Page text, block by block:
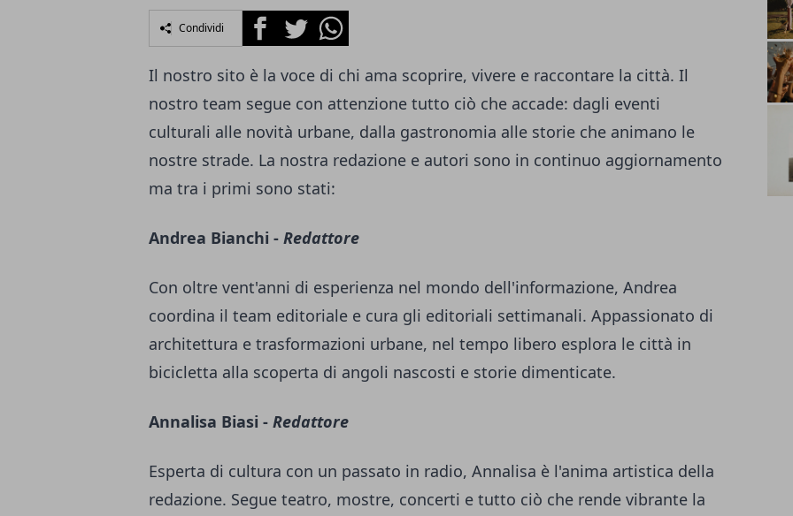
Condividi FacebookTwitterWhatsapp
Il nostro sito è la voce di chi ama scoprire, vivere e raccontare la città. Il
nostro team segue con attenzione tutto ciò che accade: dagli eventi
culturali alle novità urbane, dalla gastronomia alle storie che animano le
nostre strade. La nostra redazione e autori sono in continuo aggiornamento
ma tra i primi sono stati:
Andrea Bianchi - Redattore
Con oltre vent'anni di esperienza nel mondo dell'informazione, Andrea
coordina il team editoriale e cura gli editoriali settimanali. Appassionato di
architettura e trasformazioni urbane, nel tempo libero esplora le città in
bicicletta alla scoperta di angoli nascosti e storie dimenticate.
Annalisa Biasi - Redattore
Esperta di cultura con un passato in radio, Annalisa è l'anima artistica della
redazione. Segue teatro, mostre, concerti e tutto ciò che rende vibrante la